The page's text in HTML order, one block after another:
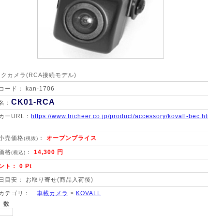
クカメラ(RCA接続モデル)
ード： kan-1706
： CK01-RCA
ーURL： https://www.tricheer.co.jp/product/accessory/kovall-
売価格(税抜) ： オープンプライス
格(税込) ： 14,300 円
ト： 0 Pt
目安： お取り寄せ(商品入荷後)
テゴリ： 車載カメラ > KOVALL
数